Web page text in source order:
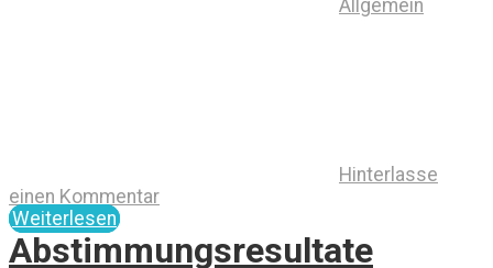
Allgemein
Hinterlasse
einen Kommentar
Weiterlesen
Abstimmungsresultate